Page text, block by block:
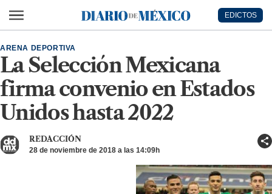
Diario de México
EDICTOS
La Selección Mexicana
firma convenio en Estados
Unidos hasta 2022
ARENA DEPORTIVA
REDACCIÓN
28 de noviembre de 2018 a las 14:09h